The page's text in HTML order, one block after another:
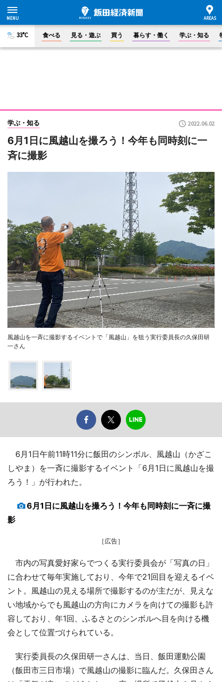
33°C 食べる 見る・遊ぶ 買う 暮らす・働く 学ぶ・知る
学ぶ・知る 2022.06.02
6月1日に風越山を撮ろう！今年も同時刻に一
斉に撮影
風越山を一斉に撮影するイベントで「風越山」を狙う実行委員長の久保田研
一さん
6月1日午前11時11分に飯田のシンボル、風越山（かざこ
しやま）を一斉に撮影するイベント「6月1日に風越山を撮
ろう！」が行われた。
6月1日に風越山を撮ろう！今年も同時刻に一斉に撮
影
［広告］
市内の写真愛好家らでつくる実行委員会が「写真の日」
に合わせて毎年実施しており、今年で21回目を迎えるイベ
ント。風越山の見える場所で撮影するのが主だが、見えな
い地域からでも風越山の方向にカメラを向けての撮影も許
容しており、年1回、ふるさとのシンボルへ目を向ける機
会として位置づけられている。
実行委員長の久保田研一さんは、当日、飯田運動公園
（飯田市三日市場）で風越山の撮影に臨んだ。久保田さん